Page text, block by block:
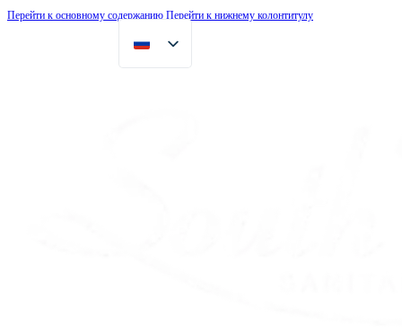
Перейти к основному содержаниюПерейти к нижнему колонтитулу